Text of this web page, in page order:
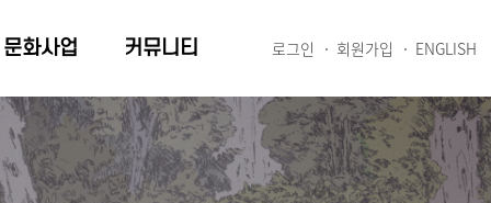
문화사업 커뮤니티 로그인 회원가입 ENGLISH